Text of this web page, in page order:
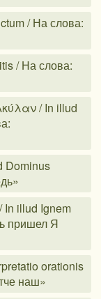
/ На слова:
/ На слова:
/ In illud
Dominus
In illud Ignem
пришел Я
orationis
наш»